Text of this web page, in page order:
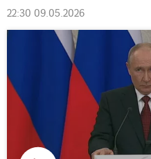
22:30 09.05.2026